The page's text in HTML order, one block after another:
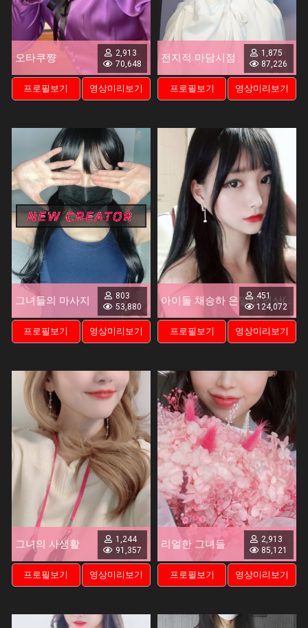
오타쿠쨩
2,913
70,648
프로필보기 영상미리보기
전지적 마담시점
1,875
87,226
프로필보기 영상미리보기
그녀들의 마사지
803
53,880
프로필보기 영상미리보기
아이돌 채승하 은밀한 영상(3DVR)
451
124,072
프로필보기 영상미리보기
그녀의 사생활
1,244
91,357
프로필보기 영상미리보기
리얼한 그녀들
2,913
85,121
프로필보기 영상미리보기